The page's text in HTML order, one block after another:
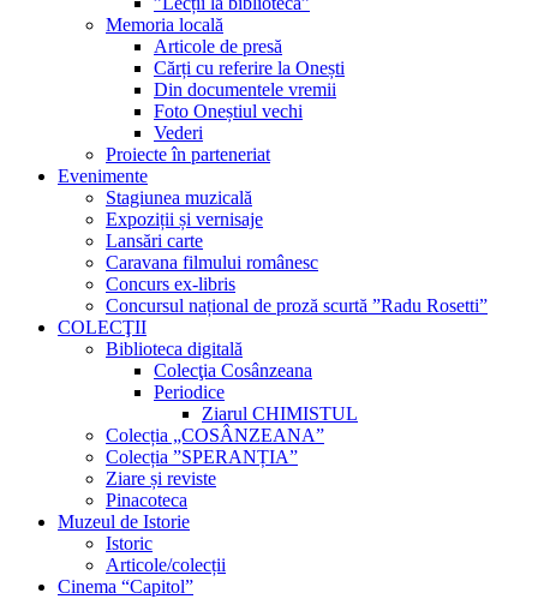
Memoria locală
Articole de presă
Cărți cu referire la Onești
Din documentele vremii
Foto Oneștiul vechi
Vederi
Proiecte în parteneriat
Evenimente
Stagiunea muzicală
Expoziții și vernisaje
Lansări carte
Caravana filmului românesc
Concurs ex-libris
Concursul național de proză scurtă ”Radu Rosetti”
COLECŢII
Biblioteca digitală
Colecţia Cosânzeana
Periodice
Ziarul CHIMISTUL
Colecția „COSÂNZEANA”
Colecția ”SPERANȚIA”
Ziare și reviste
Pinacoteca
Muzeul de Istorie
Istoric
Articole/colecții
Cinema “Capitol”